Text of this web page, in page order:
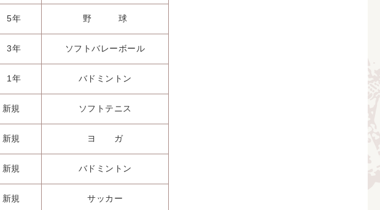
5年 野 球
3年 ソフトバレーボール
1年 バドミントン
新規 ソフトテニス
新規 ヨ ガ
新規 バドミントン
新規 サッカー